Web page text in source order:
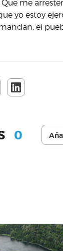
me
yo estoy
el
0